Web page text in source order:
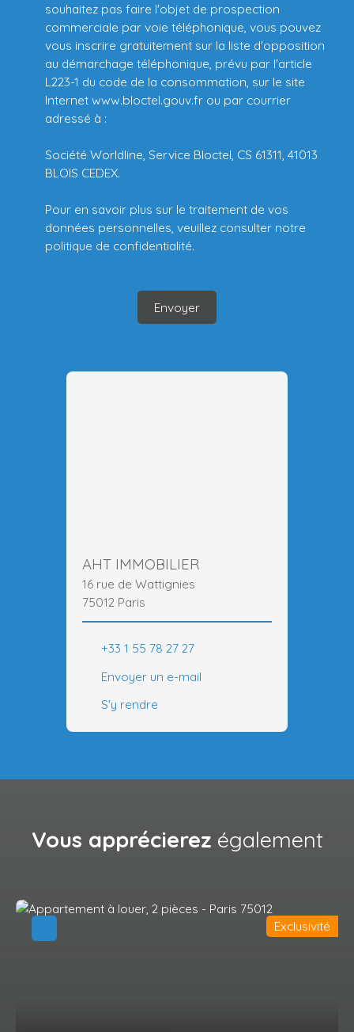
souhaitez pas faire l'objet de prospection
commerciale par voie téléphonique, vous pouvez
vous inscrire gratuitement sur la liste d'opposition
au démarchage téléphonique, prévu par l'article
L223-1 du code de la consommation, sur le site
Internet www.bloctel.gouv.fr ou par courrier
adressé à :
Société Worldline, Service Bloctel, CS 61311, 41013
BLOIS CEDEX.
Pour en savoir plus sur le traitement de vos
données personnelles, veuillez consulter notre
politique de confidentialité.
Envoyer
AHT IMMOBILIER
16 rue de Wattignies
75012 Paris
+33 1 55 78 27 27
Envoyer un e-mail
S'y rendre
Vous apprécierez également
Exclusivité